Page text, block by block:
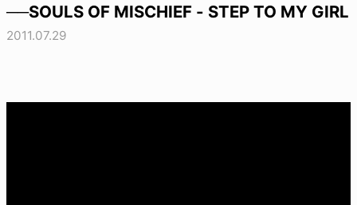
──SOULS OF MISCHIEF - STEP TO MY GIRL
2011.07.29